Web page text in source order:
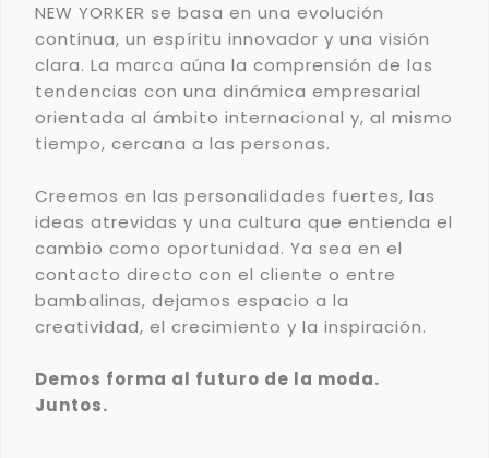
NEW YORKER se basa en una evolución
continua, un espíritu innovador y una visión
clara. La marca aúna la comprensión de las
tendencias con una dinámica empresarial
orientada al ámbito internacional y, al mismo
tiempo, cercana a las personas.
Creemos en las personalidades fuertes, las
ideas atrevidas y una cultura que entienda el
cambio como oportunidad. Ya sea en el
contacto directo con el cliente o entre
bambalinas, dejamos espacio a la
creatividad, el crecimiento y la inspiración.
Demos forma al futuro de la moda.
Juntos.